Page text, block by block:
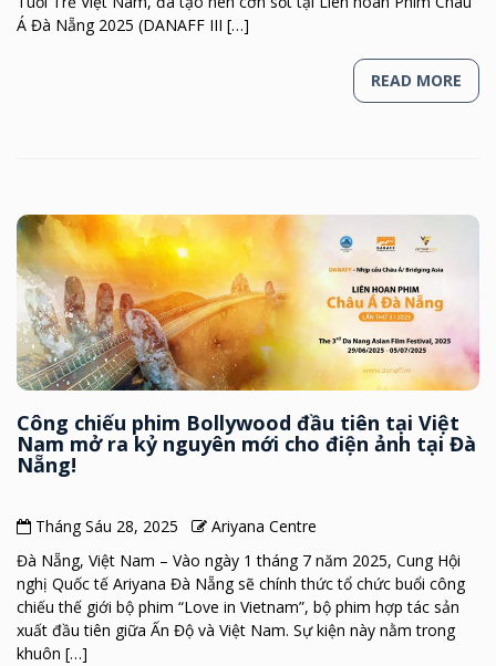
Á Đà Nẵng 2025 (DANAFF III […]
READ MORE
Công chiếu phim Bollywood đầu tiên tại Việt
Nam mở ra kỷ nguyên mới cho điện ảnh tại Đà
Nẵng!
Tháng Sáu 28, 2025
Ariyana Centre
Đà Nẵng, Việt Nam – Vào ngày 1 tháng 7 năm 2025, Cung Hội
nghị Quốc tế Ariyana Đà Nẵng sẽ chính thức tổ chức buổi công
chiếu thế giới bộ phim “Love in Vietnam”, bộ phim hợp tác sản
xuất đầu tiên giữa Ấn Độ và Việt Nam. Sự kiện này nằm trong
khuôn […]